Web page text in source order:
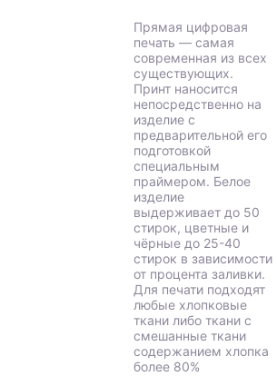
Прямая цифровая
печать — самая
современная из всех
существующих.
Принт наносится
непосредственно на
изделие с
предварительной его
подготовкой
специальным
праймером. Белое
изделие
выдерживает до 50
стирок, цветные и
чёрные до 25-40
стирок в зависимости
от процента заливки.
Для печати подходят
любые хлопковые
ткани либо ткани с
смешанные ткани
содержанием хлопка
более 80%